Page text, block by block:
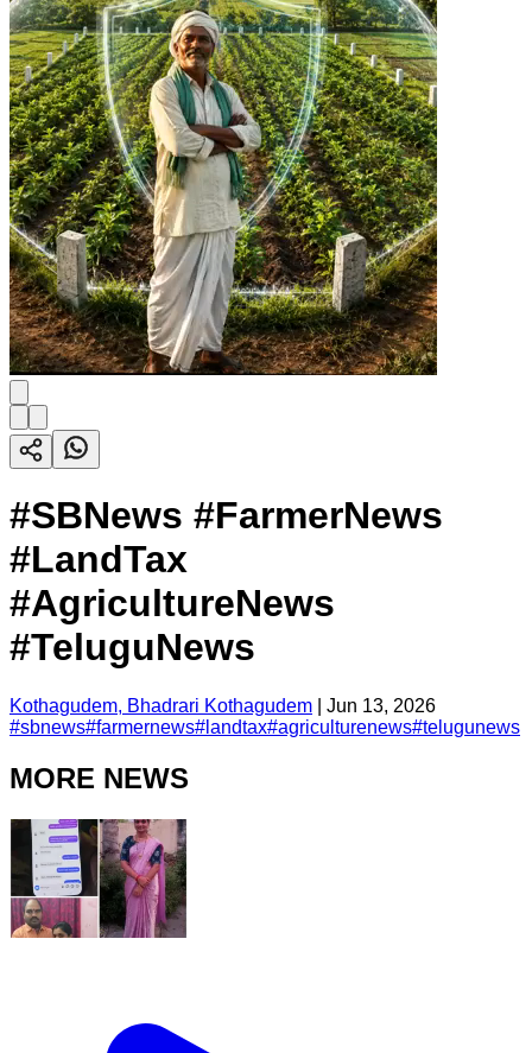
#SBNews #FarmerNews
#LandTax
#AgricultureNews
#TeluguNews
Kothagudem, Bhadrari Kothagudem
Jun 13, 2026
#sbnews#farmernews# landtax#agriculturenews#telugunews
MORE NEWS